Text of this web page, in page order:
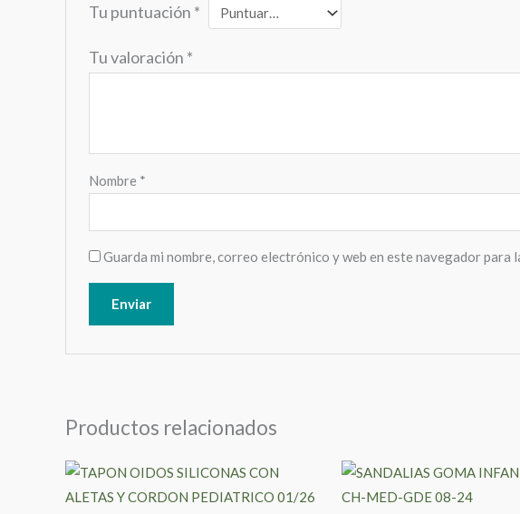
Tu puntuación *
Tu valoración *
Nombre *
Guarda mi nombre, correo electrónico y web en este navegador para
Productos relacionados